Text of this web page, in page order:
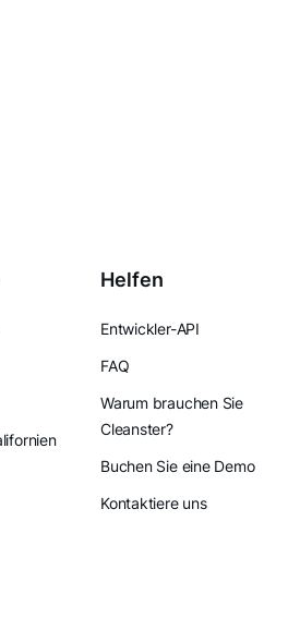
Helfen
Entwickler-API
FAQ
Warum brauchen Sie
Cleanster?
Buchen Sie eine Demo
Kontaktiere uns